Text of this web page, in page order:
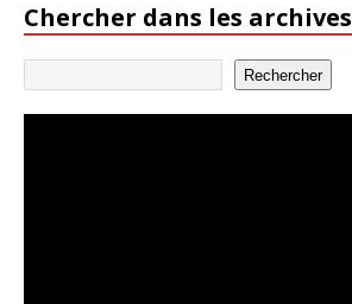
Chercher dans les archives
Rechercher